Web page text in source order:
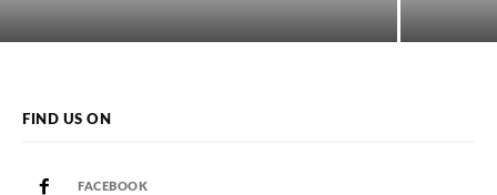
FIND US ON
FACEBOOK